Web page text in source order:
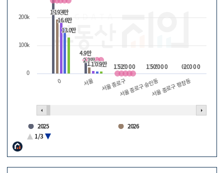
4.9만
4.9만
126
126 126
126 0
0
19.4만
19.4만
2.3만
2.3만
525
525 505
505 20
20
19.4만
19.4만
1.1만
1.1만 0
0 0
0 0
0
16.6만
16.6만
1.0만
1.0만 0
0 0
0 0
0
13.0만
13.0만
0.9만
0.9만 0
0 0
0 0
0
2025
2026
2027
2029
1/3
0 서울 서울 종로구서울 종로구 숭인동서울 종로구 평창동
0
100k
200k